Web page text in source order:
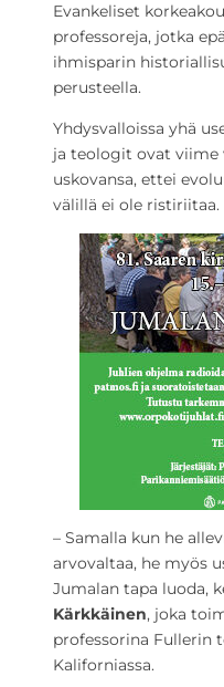
Evankeliset
professoreja, jotka
ihmisparin
perusteella.
Yhdysvalloissa yhä
ja teologit ovat viime
uskovansa, ettei
välillä ei ole ristiriitaa.
– Samalla kun he
arvovaltaa, he myös
Jumalan tapa luoda,
Kärkkäinen, joka
professorina Fullerin
Kaliforniassa.